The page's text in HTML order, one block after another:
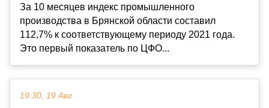
За 10 месяцев индекс промышленного
производства в Брянской области составил
112,7% к соответствующему периоду 2021 года.
Это первый показатель по ЦФО...
19:30, 19 Авг